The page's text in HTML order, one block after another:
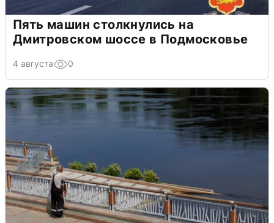
Пять машин столкнулись на
Дмитровском шоссе в Подмосковье
4 августа 0